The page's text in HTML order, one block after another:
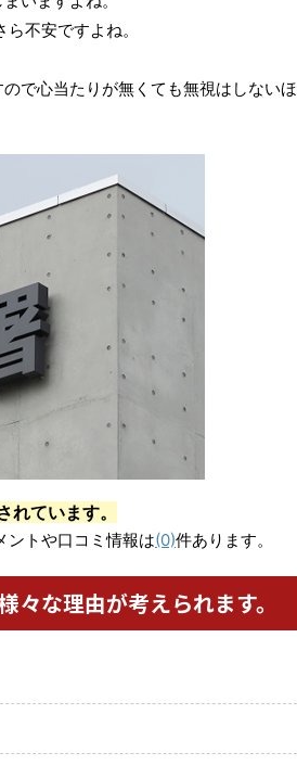
不安ですよね。
で心当たりが無くても無視はしないほ
ています。
ントや口コミ情報は(0)件あります。
な理由が考えられます。